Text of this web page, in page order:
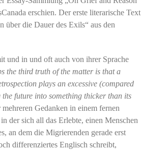
erschien. Der erste literarische Text
über die Dauer des Exils“ aus den
und in und oft auch von ihrer Sprache
the third truth of the matter is that a
plays an excessive (compared
future into something thicker than its
Gedanken in einem fernen
der sich all das Erlebte, einen Menschen
an dem die Migrierenden gerade erst
differenziertes Englisch schreibt,